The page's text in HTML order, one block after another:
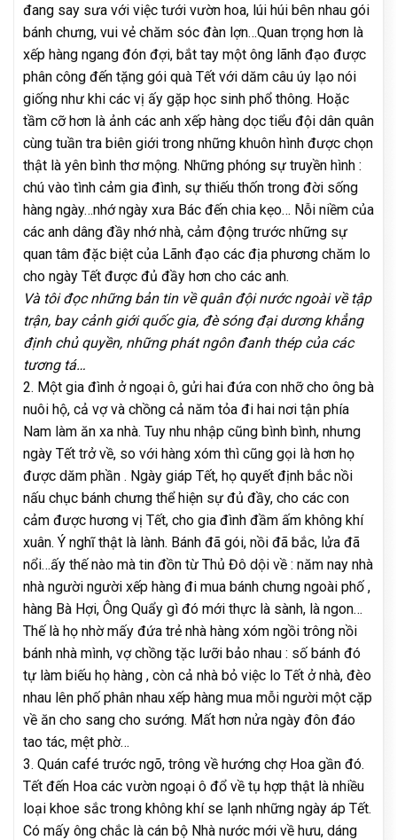
đang say sưa với việc tưới vườn hoa, lúi húi bên nhau gói
bánh chưng, vui vẻ chăm sóc đàn lợn…Quan trọng hơn là
xếp hàng ngang đón đợi, bắt tay một ông lãnh đạo được
phân công đến tặng gói quà Tết với dăm câu úy lạo nói
giống như khi các vị ấy gặp học sinh phổ thông. Hoặc
tầm cỡ hơn là ảnh các anh xếp hàng dọc tiểu đội dân quân
cùng tuần tra biên giới trong những khuôn hình được chọn
thật là yên bình thơ mộng. Những phóng sự truyền hình :
chú vào tình cảm gia đình, sự thiếu thốn trong đời sống
hàng ngày…nhớ ngày xưa Bác đến chia kẹo… Nỗi niềm của
các anh dâng đầy nhớ nhà, cảm động trước những sự
quan tâm đặc biệt của Lãnh đạo các địa phương chăm lo
cho ngày Tết được đủ đầy hơn cho các anh.
Và tôi đọc những bản tin về quân đội nước ngoài về tập
trận, bay cảnh giới quốc gia, đè sóng đại dương khẳng
định chủ quyền, những phát ngôn đanh thép của các
tương tá…
2. Một gia đình ở ngoại ô, gửi hai đứa con nhỡ cho ông bà
nuôi hộ, cả vợ và chồng cả năm tỏa đi hai nơi tận phía
Nam làm ăn xa nhà. Tuy nhu nhập cũng bình bình, nhưng
ngày Tết trở về, so với hàng xóm thì cũng gọi là hơn họ
được dăm phần . Ngày giáp Tết, họ quyết định bắc nồi
nấu chục bánh chưng thể hiện sự đủ đầy, cho các con
cảm được hương vị Tết, cho gia đình đầm ấm không khí
xuân. Ý nghĩ thật là lành. Bánh đã gói, nồi đã bắc, lửa đã
nổi…ấy thế nào mà tin đồn từ Thủ Đô dội về : năm nay nhà
nhà người người xếp hàng đi mua bánh chưng ngoài phố ,
hàng Bà Hợi, Ông Quẩy gì đó mới thực là sành, là ngon…
Thế là họ nhờ mấy đứa trẻ nhà hàng xóm ngồi trông nồi
bánh nhà mình, vợ chồng tặc lưỡi bảo nhau : số bánh đó
tự làm biếu họ hàng , còn cả nhà bỏ việc lo Tết ở nhà, đèo
nhau lên phố phân nhau xếp hàng mua mỗi người một cặp
về ăn cho sang cho sướng. Mất hơn nửa ngày đôn đáo
tao tác, mệt phờ…
3. Quán café trước ngõ, trông về hướng chợ Hoa gần đó.
Tết đến Hoa các vườn ngoại ô đổ về tụ hợp thật là nhiều
loại khoe sắc trong không khí se lạnh những ngày áp Tết.
Có mấy ông chắc là cán bộ Nhà nước mới về hưu, dáng